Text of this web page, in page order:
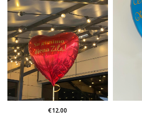
€12.00